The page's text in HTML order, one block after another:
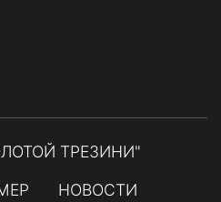
ТРЕЗИНИ"
НОВОСТИ